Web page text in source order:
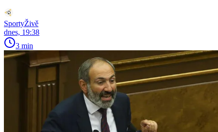
SportyŽivě
dnes, 19:38
3 min